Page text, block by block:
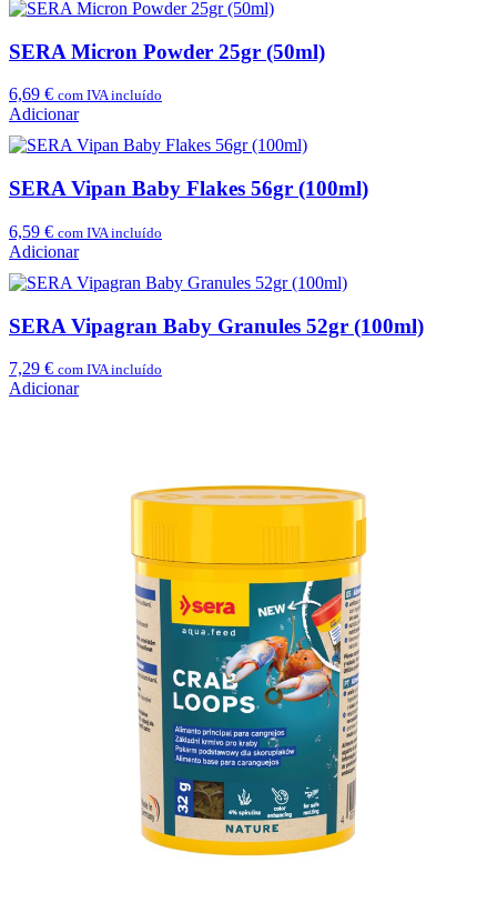
SERA Micron Powder 25gr (50ml)
6,69 € com IVA incluído
Adicionar
SERA Vipan Baby Flakes 56gr (100ml)
6,59 € com IVA incluído
Adicionar
SERA Vipagran Baby Granules 52gr (100ml)
7,29 € com IVA incluído
Adicionar